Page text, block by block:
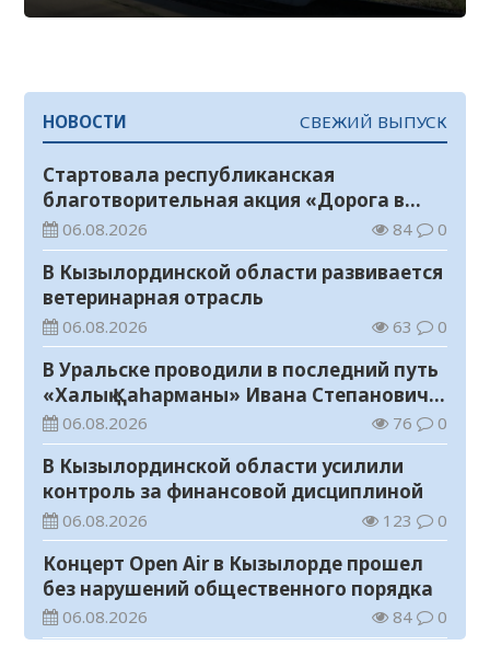
НОВОСТИ СВЕЖИЙ ВЫПУСК
Стартовала республиканская
благотворительная акция «Дорога в
школу»
06.08.2026 84 0
В Кызылординской области развивается
ветеринарная отрасль
06.08.2026 63 0
В Уральске проводили в последний путь
«Халық Қаһарманы» Ивана Степановича
Гапича
06.08.2026 76 0
В Кызылординской области усилили
контроль за финансовой дисциплиной
06.08.2026 123 0
Концерт Open Air в Кызылорде прошел
без нарушений общественного порядка
06.08.2026 84 0